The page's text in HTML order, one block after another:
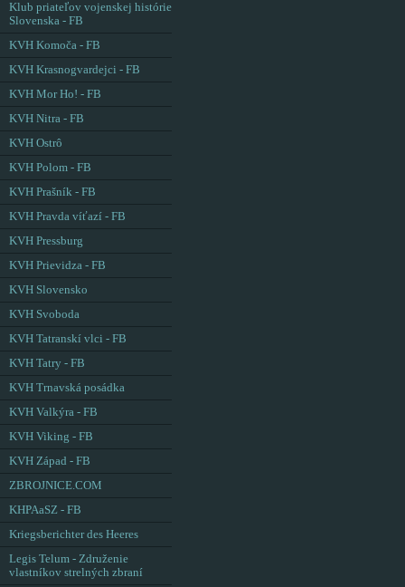
Klub priateľov vojenskej histórie
Slovenska - FB
KVH Komoča - FB
KVH Krasnogvardejci - FB
KVH Mor Ho! - FB
KVH Nitra - FB
KVH Ostrô
KVH Polom - FB
KVH Prašník - FB
KVH Pravda víťazí - FB
KVH Pressburg
KVH Prievidza - FB
KVH Slovensko
KVH Svoboda
KVH Tatranskí vlci - FB
KVH Tatry - FB
KVH Trnavská posádka
KVH Valkýra - FB
KVH Viking - FB
KVH Západ - FB
ZBROJNICE.COM
KHPAaSZ - FB
Kriegsberichter des Heeres
Legis Telum - Združenie
vlastníkov strelných zbraní